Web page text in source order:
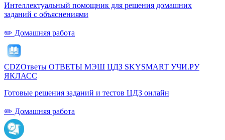
Интеллектуальный помощник для решения домашних
заданий с объяснениями
✏️ Домашняя работа
CDZОтветы ОТВЕТЫ МЭШ ЦДЗ SKYSMART УЧИ.РУ
ЯКЛАСС
Готовые решения заданий и тестов ЦДЗ онлайн
✏️ Домашняя работа